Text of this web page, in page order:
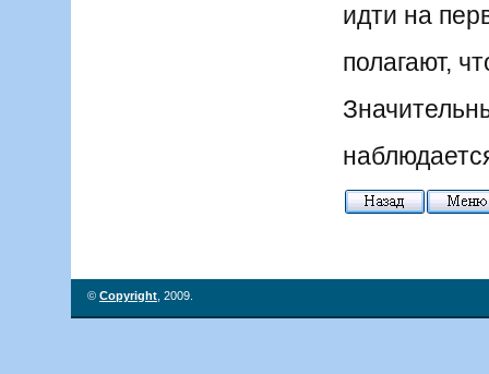
идти на
полагают,
© Copyright , 2009.